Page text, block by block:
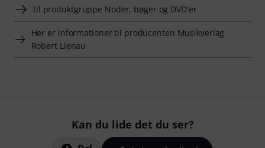
til produktgruppe Noder, bøger og DVD'er
Her er informationer til producenten Musikverlag
Robert Lienau
Kan du lide det du ser?